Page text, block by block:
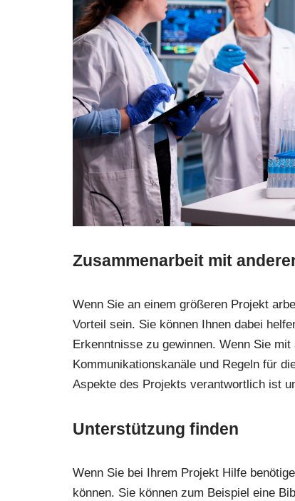
Zusammenarbeit mit
Wenn Sie an einem größeren Projekt
Vorteil sein. Sie können Ihnen dabei
Erkenntnisse zu gewinnen. Wenn Sie
Kommunikationskanäle und Regeln für
Aspekte des Projekts verantwortlich ist
Unterstützung finden
Wenn Sie bei Ihrem Projekt Hilfe
können. Sie können zum Beispiel eine